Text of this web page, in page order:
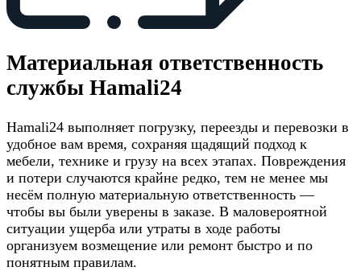
Материальная ответственность
службы Hamali24
Hamali24 выполняет погрузку, переезды и перевозки в
удобное вам время, сохраняя щадящий подход к
мебели, технике и грузу на всех этапах. Повреждения
и потери случаются крайне редко, тем не менее мы
несём полную материальную ответственность —
чтобы вы были уверены в заказе. В маловероятной
ситуации ущерба или утраты в ходе работы
организуем возмещение или ремонт быстро и по
понятным правилам.